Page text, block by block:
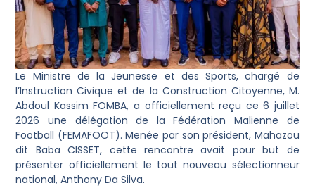
Le Ministre de la Jeunesse et des Sports, chargé de
l’Instruction Civique et de la Construction Citoyenne, M.
Abdoul Kassim FOMBA, a officiellement reçu ce 6 juillet
2026 une délégation de la Fédération Malienne de
Football (FEMAFOOT). Menée par son président, Mahazou
dit Baba CISSET, cette rencontre avait pour but de
présenter officiellement le tout nouveau sélectionneur
national, Anthony Da Silva.